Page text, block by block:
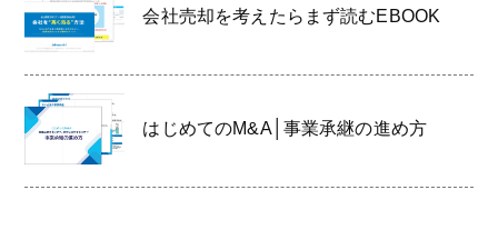
会社売却を考えたらまず読むEBOOK
はじめてのM&A│事業承継の進め方